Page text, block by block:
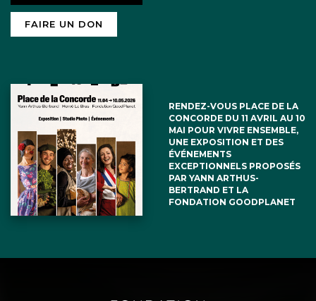
FAIRE UN DON
RENDEZ-VOUS PLACE DE LA
CONCORDE DU 11 AVRIL AU 10
MAI POUR VIVRE ENSEMBLE,
UNE EXPOSITION ET DES
ÉVÉNEMENTS
EXCEPTIONNELS PROPOSÉS
PAR YANN ARTHUS-
BERTRAND ET LA
FONDATION GOODPLANET